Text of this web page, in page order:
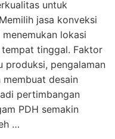
untuk
jasa konveksi
lokasi
tinggal. Faktor
produksi, pengalaman
membuat desain
pertimbangan
PDH semakin
…